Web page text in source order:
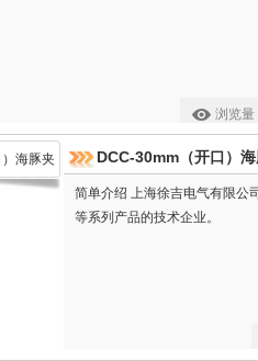
浏览量
DCC-30mm（开口）
简单介绍 上海徐吉电气有限公
等系列产品的技术企业。